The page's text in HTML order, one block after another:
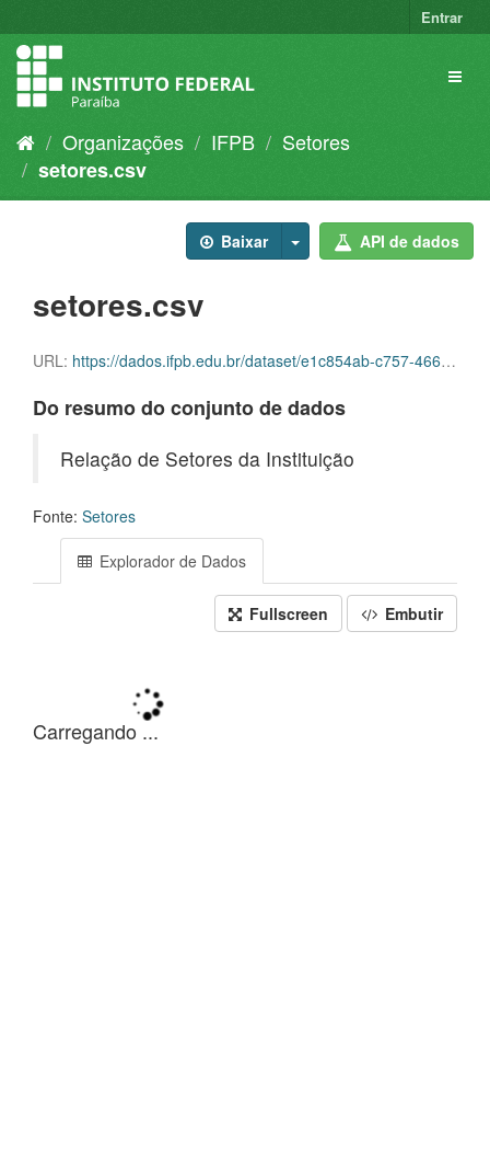
Entrar
Organizações IFPB
Setores
setores.csv
Baixar API de dados
setores.csv
URL: https://dados.ifpb.edu.br/dataset/e1c854ab-c757-466b-b6fc-fde33081996e/resource/c69d98a3-2767-4e09-a0da-8fe2c1683fc4/download/setores.csv
Do resumo do conjunto de dados
Relação de Setores da Instituição
Fonte: Setores
Explorador de Dados
Fullscreen Embutir